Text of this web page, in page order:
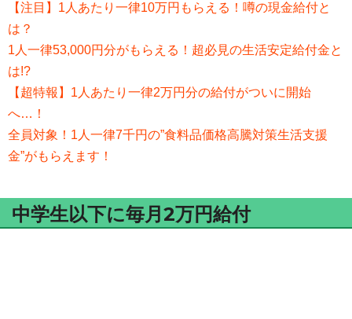
【注目】1人あたり一律10万円もらえる！噂の現金給付と
は？
1人一律53,000円分がもらえる！超必見の生活安定給付金と
は!?
【超特報】1人あたり一律2万円分の給付がついに開始
へ…！
全員対象！1人一律7千円の”食料品価格高騰対策生活支援
金”がもらえます！
中学生以下に毎月2万円給付